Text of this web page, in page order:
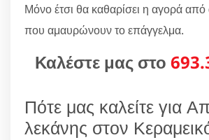
Μόνο έτσι θα καθαρίσει η αγορά
που αμαυρώνουν το επάγγελμα.
Καλέστε μας στο
Πότε μας καλείτε για
λεκάνης στον